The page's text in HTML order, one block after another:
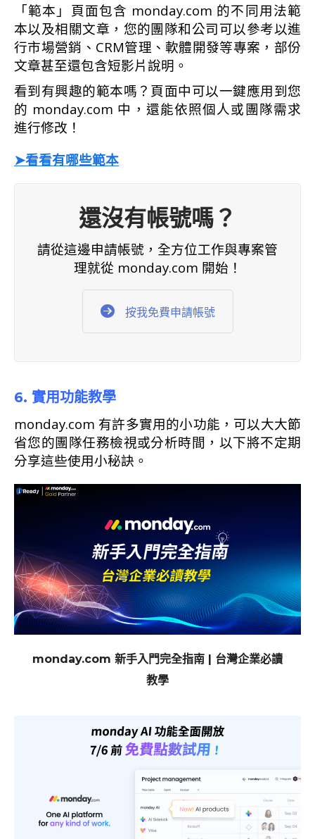
「範本」頁面包含 monday.com 的不同用法範
本以及相關文章，您的團隊和公司可以參考以進
行市場營銷、CRM管理、軟體開發等專案，部份
文章甚至還包含短影片說明。
看到有興趣的範本嗎？頁面中可以一鍵應用到您
的 monday.com 中，還能依照個人或團隊需求
進行修改！
➤看看有哪些範本
還沒有帳號嗎？
請從這邊申請帳號，全方位工作與專案管
理就從 monday.com 開始！
按我免費申請帳號
6. 實用功能教學
monday.com 有許多實用的小功能，可以大大節
省您的團隊任務檢視或分析時間，以下將不定期
分享這些使用小秘訣。
monday.com 新手入門完全指南 | 台灣企業必讀
教學